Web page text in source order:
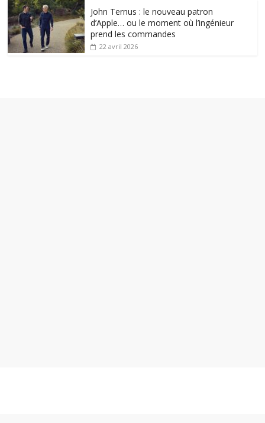
John Ternus : le nouveau patron
d’Apple… ou le moment où l’ingénieur
prend les commandes
22 avril 2026